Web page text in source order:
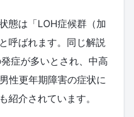
態は「LOH症候群（加
呼ばれます。同じ解説
症が多いとされ、中高
性更年期障害の症状に
紹介されています。